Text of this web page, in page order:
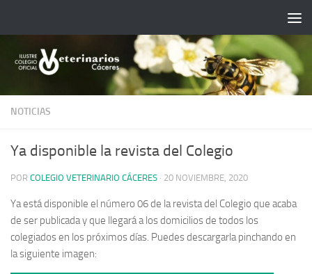
NOTICIAS
Ya disponible la revista del Colegio
POR COLEGIO VETERINARIO CÁCERES · 20 NOVIEMBRE, 2020
Ya está disponible el número 06 de la revista del Colegio que acaba
de ser publicada y que llegará a los domicilios de todos los
colegiados en los próximos días. Puedes descargarla pinchando en
la siguiente imagen: